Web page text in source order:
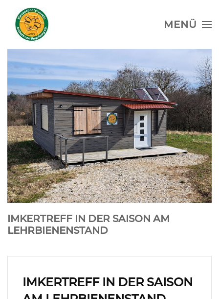
MENÜ
IMKERTREFF IN DER SAISON AM
LEHRBIENENSTAND
IMKERTREFF IN DER SAISON